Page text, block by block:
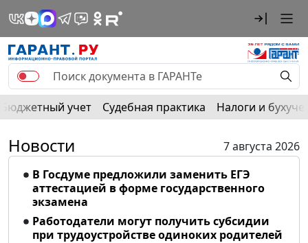
Бюджетный учет Судебная практика Налоги и
Новости
7 августа 2026
В Госдуме предложили заменить ЕГЭ
аттестацией в форме государственного
экзамена
Работодатели могут получить субсидии
при трудоустройстве одиноких родителей